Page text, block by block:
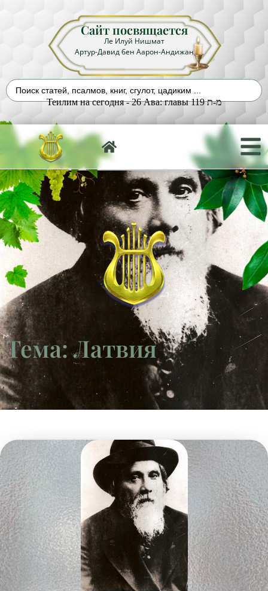
Сайт посвящается
Ле Илуй Нишмат
Артур-Давид бен Аарон-Андижан
Теилим на сегодня - 26 Ава: главы 119 מ-ת
Тема: Латвия